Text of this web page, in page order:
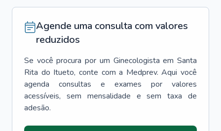
Agende uma consulta com valores
reduzidos
Se você procura por um Ginecologista em Santa
Rita do Itueto, conte com a Medprev. Aqui você
agenda consultas e exames por valores
acessíveis, sem mensalidade e sem taxa de
adesão.